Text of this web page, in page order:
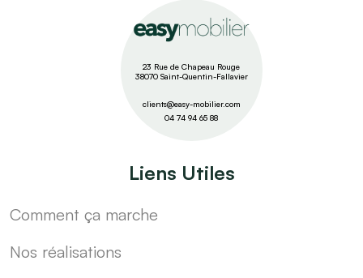
23 Rue de Chapeau Rouge
38070 Saint-Quentin-Fallavier
clients@easy-mobilier.com
04 74 94 65 88
Liens Utiles
Comment ça marche
Nos réalisations